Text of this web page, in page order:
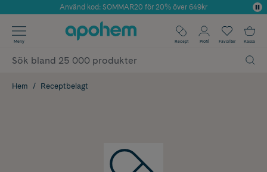
Årets Butik 2025 inom Skönhet
Använd kod: SOMMAR20 för 20% över 649kr
✓ Fri frakt
✓ Poäng på alla köp*
Meny Recept Profil Favoriter Kassa
Hem Receptbelagt